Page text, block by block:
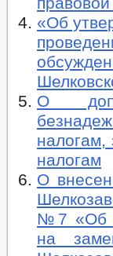
«Об
О
налогам
О
№7 «Об
на